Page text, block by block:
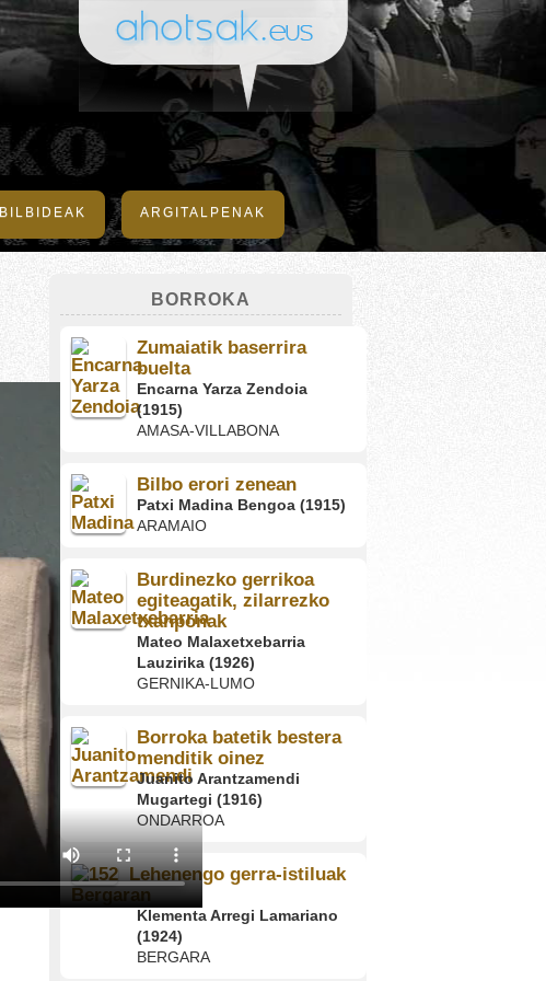
IBILBIDEAK ARGITALPENAK
BORROKA
Zumaiatik baserrira
buelta
Encarna Yarza Zendoia
(1915)
AMASA-VILLABONA
Bilbo erori zenean
Patxi Madina Bengoa (1915)
ARAMAIO
Burdinezko gerrikoa
egiteagatik, zilarrezko
txanponak
Mateo Malaxetxebarria
Lauzirika (1926)
GERNIKA-LUMO
Borroka batetik bestera
menditik oinez
Juanito Arantzamendi
Mugartegi (1916)
ONDARROA
Lehenengo gerra-istiluak
Bergaran
Klementa Arregi Lamariano
(1924)
BERGARA